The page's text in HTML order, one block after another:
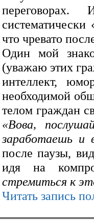
переговорах.
что чревато
Один мой
(уважаю этих
интеллект,
необходимой
телом граждан
«Вова,
заработаешь и
после паузы,
идя на
стремиться к
Читать запись